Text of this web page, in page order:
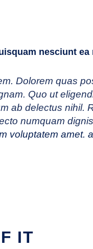
nesciunt
Dolorem quas
Quo ut
ab delectus nihil.
numquam
voluptatem amet.
IT